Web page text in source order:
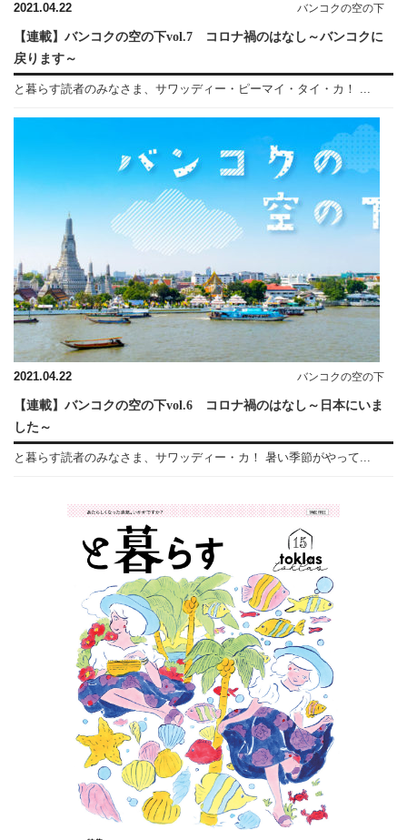
2021.04.22 バンコクの空の下
【連載】バンコクの空の下vol.7 コロナ禍のはなし～バンコクに
戻ります～
と暮らす読者のみなさま、サワッディー・ピーマイ・タイ・カ！ ...
2021.04.22 バンコクの空の下
【連載】バンコクの空の下vol.6 コロナ禍のはなし～日本にいま
した～
と暮らす読者のみなさま、サワッディー・カ！ 暑い季節がやって...